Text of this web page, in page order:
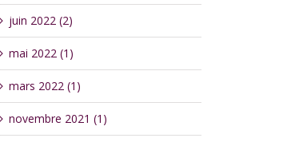
juin 2022 (2)
mai 2022 (1)
mars 2022 (1)
novembre 2021 (1)